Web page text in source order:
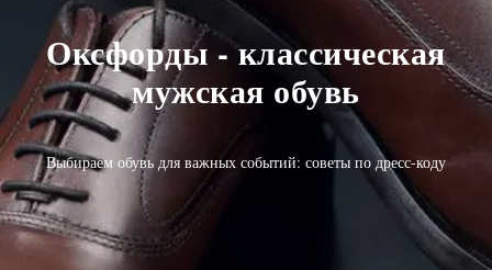
Оксфорды - классическая
мужская обувь
Выбираем обувь для важных событий: советы по дресс-коду